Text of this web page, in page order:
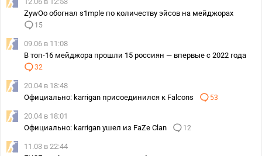
ZywOo обогнал s1mple по количеству эйсов на мейджорах
15
09.06 в 11:08
В топ-16 мейджора прошли 15 россиян — впервые с 2022 года
32
20.04 в 18:48
Официально: karrigan присоединился к Falcons
53
20.04 в 18:01
Официально: karrigan ушел из FaZe Clan
12
11.03 в 22:44